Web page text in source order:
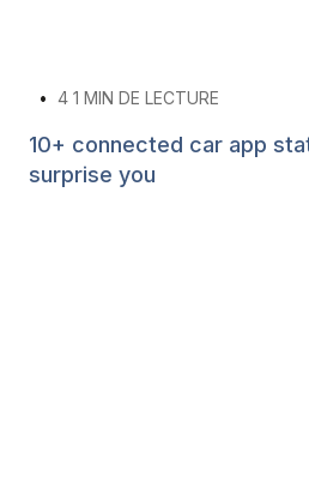
• 4 1 MIN DE LECTURE
10+ connected car app
surprise you